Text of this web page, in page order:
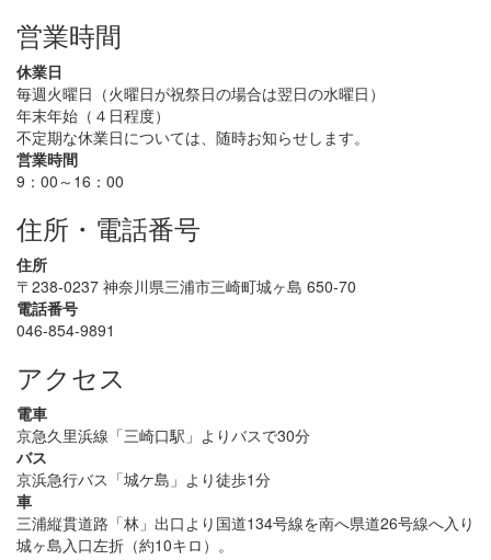
営業時間
休業日
毎週火曜日（火曜日が祝祭日の場合は翌日の水曜日）
年末年始（４日程度）
不定期な休業日については、随時お知らせします。
営業時間
9：00～16：00
住所・電話番号
住所
〒238-0237 神奈川県三浦市三崎町城ヶ島 650-70
電話番号
046-854-9891
アクセス
電車
京急久里浜線「三崎口駅」よりバスで30分
バス
京浜急行バス「城ケ島」より徒歩1分
車
三浦縦貫道路「林」出口より国道134号線を南へ県道26号線へ入り
城ヶ島入口左折（約10キロ）。